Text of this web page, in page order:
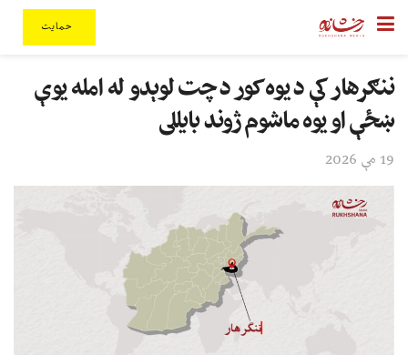
حمایت
ننګرهار کې د یوه کور د چت لوېدو له امله یوې
ښځې او یوه ماشوم ژوند بایللی
19 مې 2026